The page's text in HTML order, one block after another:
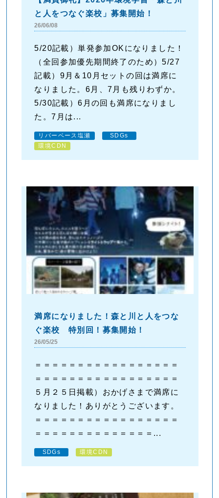
と人をつなぐ楽校」募集開始！
26/06/08
5/20記載）単発参加OKになりました！
（全回参加優先期間終了のため）5/27
記載）9月＆10月セットの回は満席に
なりました。6月、7月も残りわずか。
5/30記載）6月の回も満席になりまし
た。7月は...
リバーベース塩瀬
SDGs
環境CDN
満席になりました！森と川と人をつな
ぐ楽校 特別回！募集開始！
26/05/25
＝＝＝＝＝＝＝＝＝＝＝＝＝＝＝＝＝
＝＝＝＝＝＝＝＝＝＝＝＝＝＝＝＝＝
５月２５日掲載）おかげさまで満席に
なりました！ありがとうございます。
＝＝＝＝＝＝＝＝＝＝＝＝＝＝＝＝＝
＝＝＝＝＝＝＝＝＝＝＝＝＝＝...
SDGs 環境CDN